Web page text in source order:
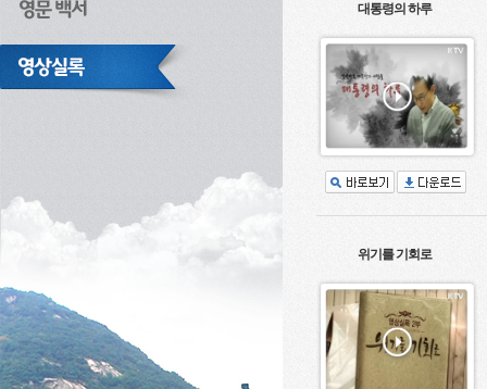
대통령의 하루
위기를 기회로